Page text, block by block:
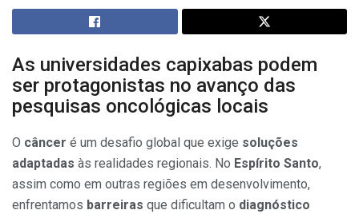
As universidades capixabas podem
ser protagonistas no avanço das
pesquisas oncológicas locais
O câncer é um desafio global que exige soluções
adaptadas às realidades regionais. No Espírito Santo,
assim como em outras regiões em desenvolvimento,
enfrentamos barreiras que dificultam o diagnóstico